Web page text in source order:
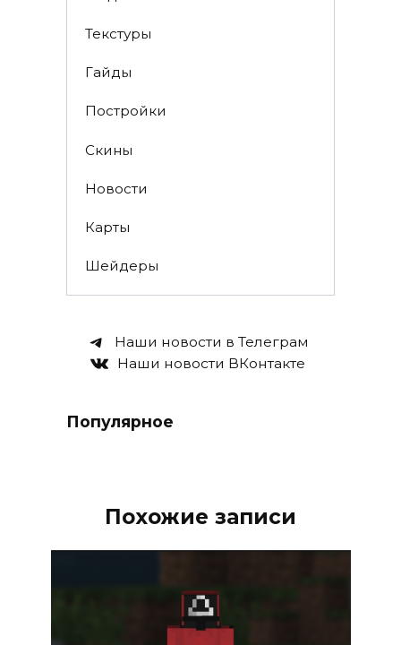
Текстуры
Гайды
Постройки
Скины
Новости
Карты
Шейдеры
Наши новости в Телеграм
Наши новости ВКонтакте
Популярное
Похожие записи